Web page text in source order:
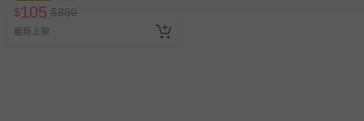
$105 $880
最新上架